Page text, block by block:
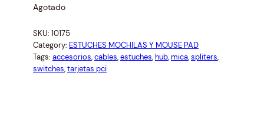
i
i
n
a
l
n
t
p
Agotado
SKU: 10175
Category: ESTUCHES MOCHILAS Y MOUSE PAD
Tags: accesorios, cables, estuches, hub, mica, spliters
switches, tarjetas pci